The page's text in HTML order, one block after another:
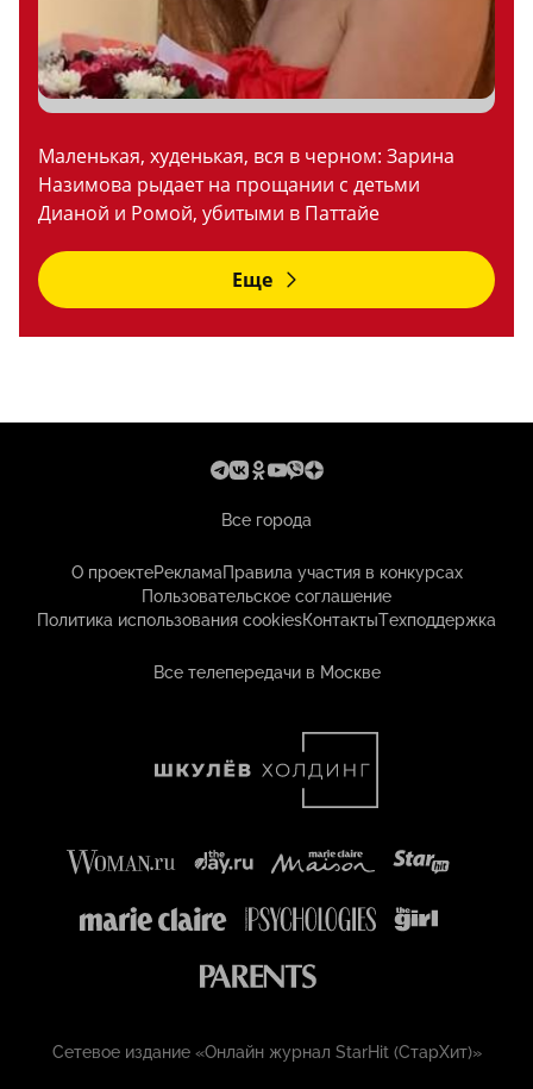
Маленькая, худенькая, вся в черном: Зарина
Назимова рыдает на прощании с детьми
Дианой и Ромой, убитыми в Паттайе
Еще
Все города
О проектеРекламаПравила участия в конкурсах
Пользовательское соглашение
Политика использования cookiesКонтактыТехподдержка
Все телепередачи в Москве
Сетевое издание «Онлайн журнал StarHit (СтарХит)»